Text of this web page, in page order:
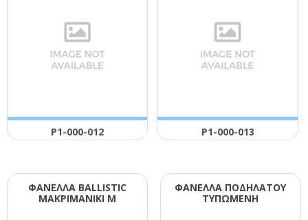
Ρ1-000-012 Ρ1-000-013
ΦΑΝΕΛΛΑ ΒΑLLΙSΤΙC
ΜΑΚΡΙΜΑΝΙΚΙ Μ
ΦΑΝΕΛΛΑ ΠΟΔΗΛΑΤΟΥ
ΤΥΠΩΜΕΝΗ